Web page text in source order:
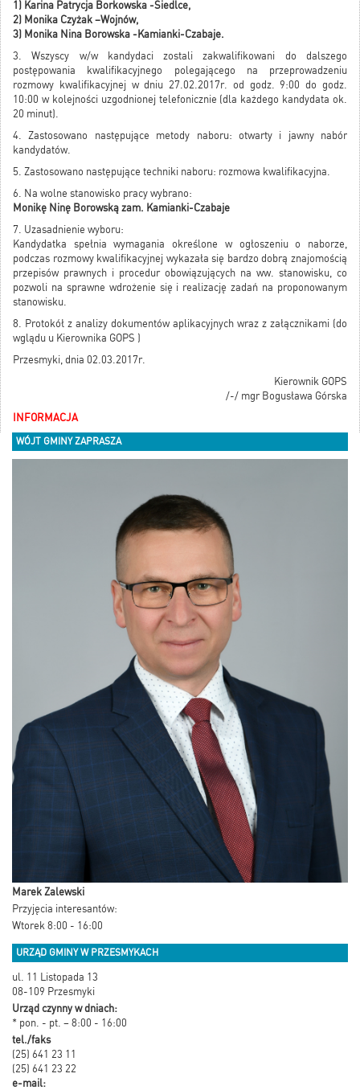
1) Karina Patrycja Borkowska -Siedlce,
2) Monika Czyżak –Wojnów,
3) Monika Nina Borowska -Kamianki-Czabaje.
3. Wszyscy w/w kandydaci zostali zakwalifikowani do dalszego
postępowania kwalifikacyjnego polegającego na przeprowadzeniu
rozmowy kwalifikacyjnej w dniu 27.02.2017r. od godz. 9:00 do godz.
10:00 w kolejności uzgodnionej telefonicznie (dla każdego kandydata ok.
20 minut).
4. Zastosowano następujące metody naboru: otwarty i jawny nabór
kandydatów.
5. Zastosowano następujące techniki naboru: rozmowa kwalifikacyjna.
6. Na wolne stanowisko pracy wybrano:
Monikę Ninę Borowską zam. Kamianki-Czabaje
7. Uzasadnienie wyboru:
Kandydatka spełnia wymagania określone w ogłoszeniu o naborze,
podczas rozmowy kwalifikacyjnej wykazała się bardzo dobrą znajomością
przepisów prawnych i procedur obowiązujących na ww. stanowisku, co
pozwoli na sprawne wdrożenie się i realizację zadań na proponowanym
stanowisku.
8. Protokół z analizy dokumentów aplikacyjnych wraz z załącznikami (do
wglądu u Kierownika GOPS )
Przesmyki, dnia 02.03.2017r.
Kierownik GOPS
/-/ mgr Bogusława Górska
INFORMACJA
WÓJT GMINY ZAPRASZA
Marek Zalewski
Przyjęcia interesantów:
Wtorek 8:00 - 16:00
URZĄD GMINY W PRZESMYKACH
ul. 11 Listopada 13
08-109 Przesmyki
Urząd czynny w dniach:
* pon. - pt. – 8:00 - 16:00
tel./faks
(25) 641 23 11
(25) 641 23 22
e-mail: